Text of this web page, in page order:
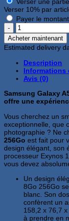
Verser une partie
Verser 10% par
Payer le
quantité
de
Samsung
Galaxy
8Go
256Go
Acheter maintenant
Estimated delivery
Description
Informations
Avis (0)
Samsung Galaxy
offre une
Vous cherchez un
exceptionnelle, que
photographie ? Ne
256Go est fait pour
design élégant, son
processeur Exynos
vous devez
Un design
8Go 256Go
blanc. Son
confèrent un
158,2 x 76,7
à prendre en